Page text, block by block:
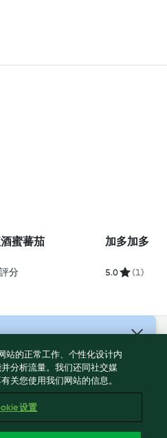
蜜蕃茄
分
加多加多
5.0 (1)
站的正常工作、个性化设计内
分析流量。我们还同社交媒
关您使用我们网站的信息。
设置